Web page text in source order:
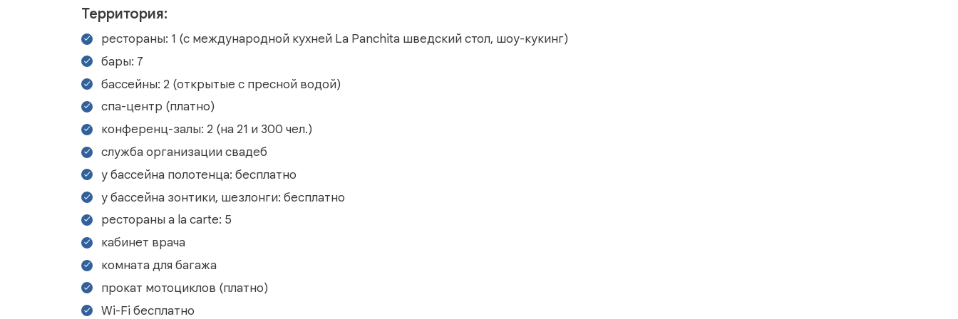
Территория:
рестораны: 1 (с международной кухней La Panchita шведский стол, шоу-кукинг)
бары: 7
бассейны: 2 (открытые с пресной водой)
спа-центр (платно)
конференц-залы: 2 (на 21 и 300 чел.)
служба организации свадеб
у бассейна полотенца: бесплатно
у бассейна зонтики, шезлонги: бесплатно
рестораны a la carte: 5
кабинет врача
комната для багажа
прокат мотоциклов (платно)
Wi-Fi бесплатно